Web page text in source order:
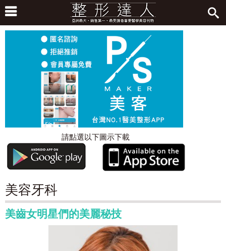
請點選以下圖示下載
美容牙科
美齒女明星們的美麗秘技